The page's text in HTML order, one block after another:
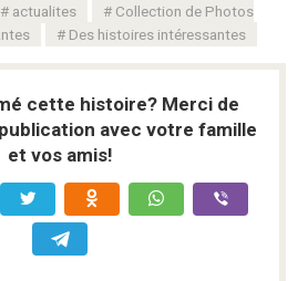
actualites
Collection de Photos
Des histoires intéressantes
cette histoire? Merci de
avec votre famille
et vos amis!